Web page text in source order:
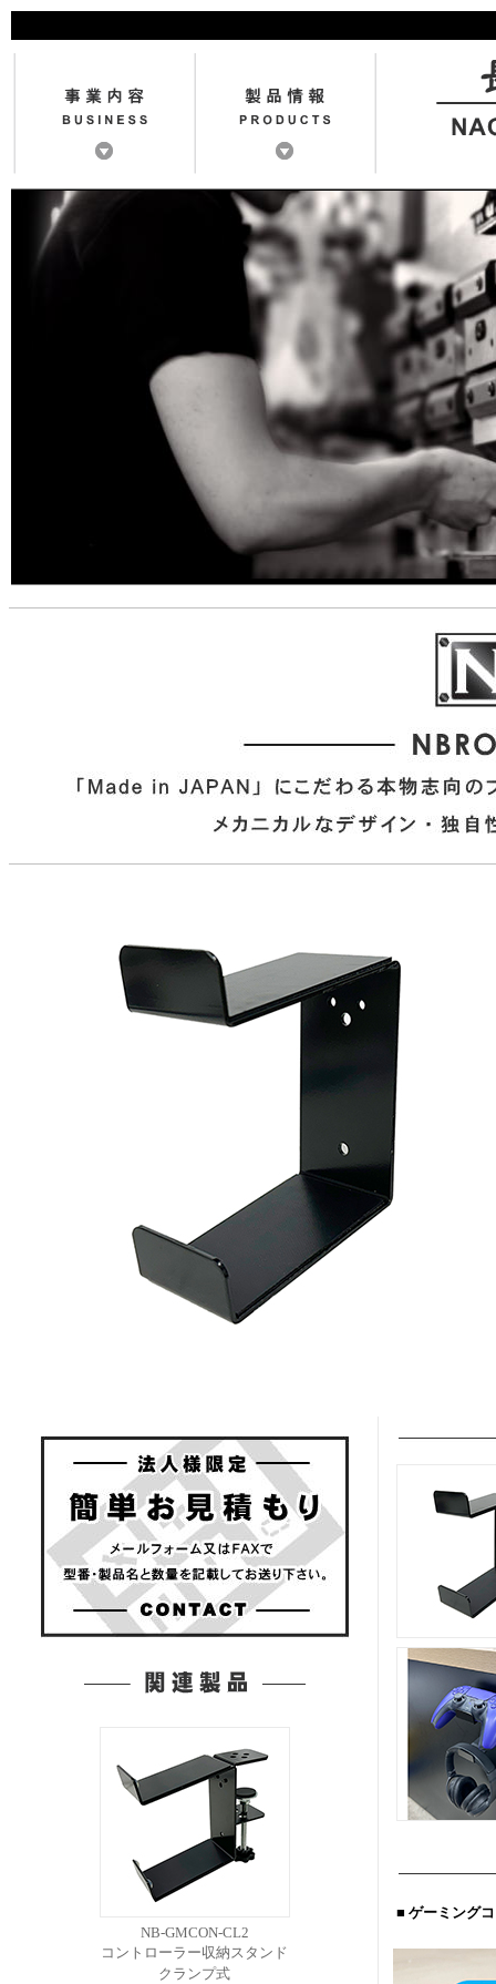
NB-GMCON-CL2
コントローラー収納スタンド
クランプ式
■ ゲーミング